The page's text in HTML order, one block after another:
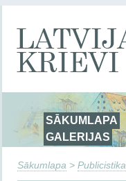
SĀKUMLAPA
GALERIJAS
Sākumlapa > Publicistika